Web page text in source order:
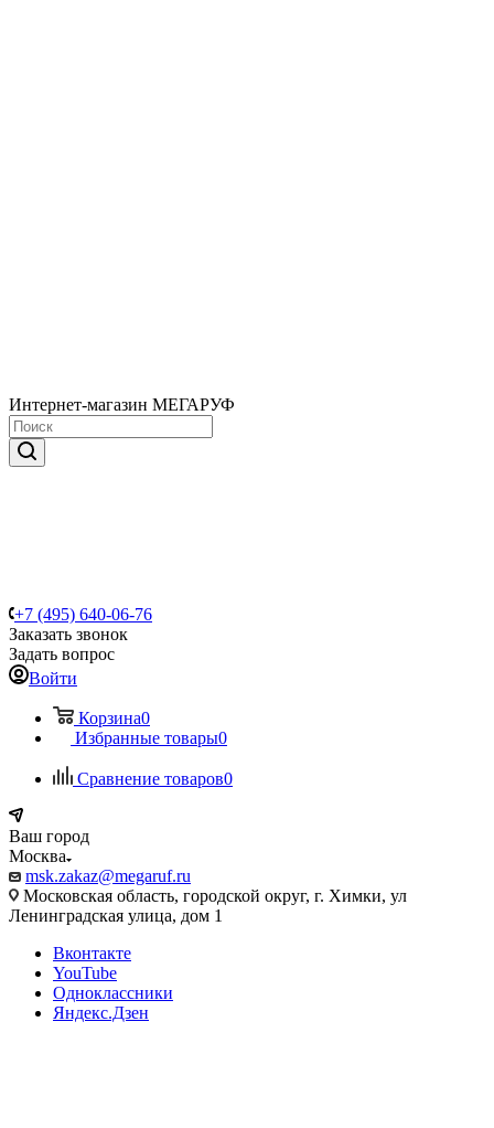
Интернет-магазин МЕГАРУФ
+7 (495) 640-06-76
Заказать звонок
Задать вопрос
Войти
Корзина0
Избранные товары0
Сравнение товаров0
Ваш город
Москва
msk.zakaz@megaruf.ru
Московская область, городской округ, г. Химки, ул
Ленинградская улица, дом 1
Вконтакте
YouTube
Одноклассники
Яндекс.Дзен